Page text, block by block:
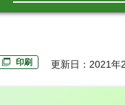
印刷 更新日：2021年